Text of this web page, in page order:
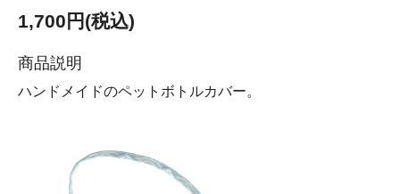
1,700円(税込)
商品説明
ハンドメイドのペットボトルカバー。